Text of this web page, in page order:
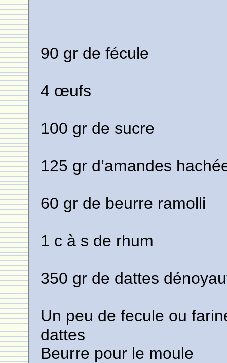
90 gr de fécule
4 œufs
100 gr de sucre
125 gr d’amandes
60 gr de beurre ramolli
1 c à s de rhum
350 gr de dattes
Un peu de fecule ou
dattes
Beurre pour le moule